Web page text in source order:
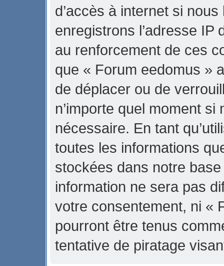
d’accès à internet si
enregistrons l’adresse IP
au renforcement de ces
que « Forum eedomus »
de déplacer ou de
n’importe quel moment
nécessaire. En tant
toutes les informations
stockées dans notre
information ne sera pas
votre consentement, ni «
pourront être tenus
tentative de piratage